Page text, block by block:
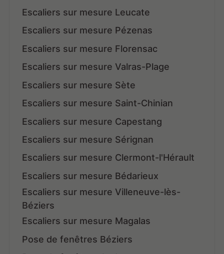
Escaliers sur mesure Leucate
Escaliers sur mesure Pézenas
Escaliers sur mesure Florensac
Escaliers sur mesure Valras-Plage
Escaliers sur mesure Sète
Escaliers sur mesure Saint-Chinian
Escaliers sur mesure Capestang
Escaliers sur mesure Sérignan
Escaliers sur mesure Clermont-l'Hérault
Escaliers sur mesure Bédarieux
Escaliers sur mesure Villeneuve-lès-
Béziers
Escaliers sur mesure Magalas
Pose de fenêtres Béziers